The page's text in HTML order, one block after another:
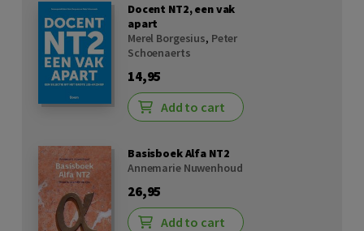
Docent NT2, een vak
apart
Merel Borgesius, Peter
Schoenaerts
14,95
Add to cart
Basisboek Alfa NT2
Annemarie Nuwenhoud
26,95
Add to cart